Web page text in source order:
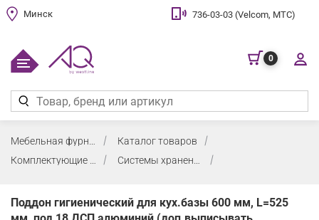
Минск 736-03-03 (Velcom, МТС)
0
Каталог товаров
Комплектующие для кухни
Системы хранения и сортировки мусора
Поддон гигиенический для кух.базы 600 мм, L=525